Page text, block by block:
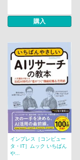
購入
インプレス［コンピュー
タ・IT］ムック いちばん
や...